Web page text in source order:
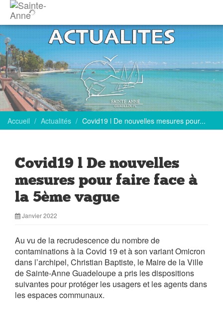
Accueil Actualités Covid19 l De nouvelles mesures pour...
Covid19 l De nouvelles
mesures pour faire face à
la 5ème vague
Janvier 2022
Au vu de la recrudescence du nombre de
contaminations à la Covid 19 et à son variant Omicron
dans l’archipel, Christian Baptiste, le Maire de la Ville
de Sainte-Anne Guadeloupe a pris les dispositions
suivantes pour protéger les usagers et les agents dans
les espaces communaux.